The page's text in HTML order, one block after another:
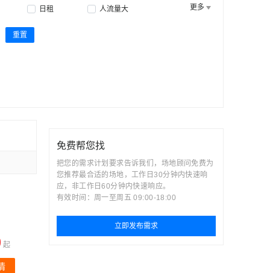
日租 人流量大 更多
重置
起
免费帮您找
把您的需求计划要求告诉我们，场地顾问免费为
您推荐最合适的场地，工作日30分钟内快速响
应，非工作日60分钟内快速响应。
有效时间：周一至周五 09:00-18:00
立即发布需求